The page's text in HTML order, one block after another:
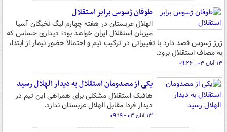
طوفان ژسوس برابر استقلال
الهلال عربستان در هفته چهارم لیگ نخبگان آسیا
میزبان استقلال ایران خواهد بود؛ دیداری حساس که
ژرژ ژسوس قصد دارد با تغییراتی در ترکیب تیم و احتمالا حضور نیمار از ابتدا،
به مصاف استقلال برود.
۱۳ آبان ۰۳ - ۰۹:۲۶
یکی از مصدومان استقلال به دیدار الهلال رسید
هافبک استقلال مشکلی برای همراهی این تیم در
دیدار فردا مقابل الهلال عربستان ندارد.
۱۳ آبان ۰۳ - ۰۹:۱۹